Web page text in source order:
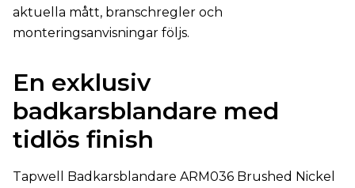
aktuella mått, branschregler och
monteringsanvisningar följs.
En exklusiv
badkarsblandare med
tidlös finish
Tapwell Badkarsblandare ARM036 Brushed Nickel